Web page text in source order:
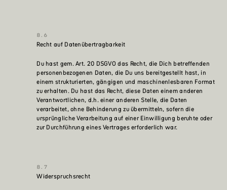
Recht auf Datenübertragbarkeit
Du hast gem. Art. 20 DSGVO das Recht, die Dich betreffenden
personenbezogenen Daten, die Du uns bereitgestellt hast, in
einem strukturierten, gängigen und maschinenlesbaren Format
zu erhalten. Du hast das Recht, diese Daten einem anderen
Verantwortlichen, d.h. einer anderen Stelle, die Daten
verarbeitet, ohne Behinderung zu übermitteln, sofern die
ursprüngliche Verarbeitung auf einer Einwilligung beruhte oder
zur Durchführung eines Vertrages erforderlich war.
Widerspruchsrecht